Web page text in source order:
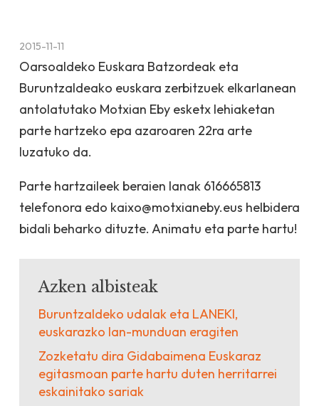
2015-11-11
Oarsoaldeko Euskara Batzordeak eta
Buruntzaldeako euskara zerbitzuek elkarlanean
antolatutako Motxian Eby esketx lehiaketan
parte hartzeko epa azaroaren 22ra arte
luzatuko da.
Parte hartzaileek beraien lanak 616665813
telefonora edo kaixo@motxianeby.eus helbidera
bidali beharko dituzte. Animatu eta parte hartu!
Azken albisteak
Buruntzaldeko udalak eta LANEKI,
euskarazko lan-munduan eragiten
Zozketatu dira Gidabaimena Euskaraz
egitasmoan parte hartu duten herritarrei
eskainitako sariak